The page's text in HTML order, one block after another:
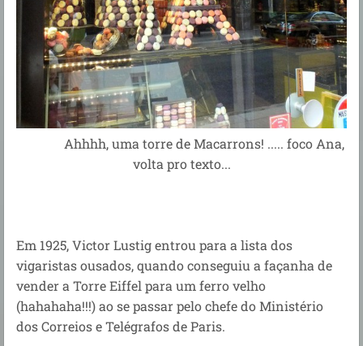
Ahhhh, uma torre de Macarrons! ..... foco Ana,
volta pro texto...
Em 1925, Victor Lustig entrou para a lista dos
vigaristas ousados, quando conseguiu a façanha de
vender a Torre Eiffel para um ferro velho
(hahahaha!!!) ao se passar pelo chefe do Ministério
dos Correios e Telégrafos de Paris.